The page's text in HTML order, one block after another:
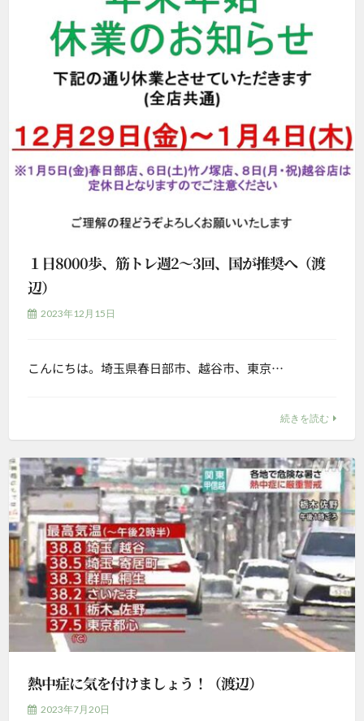
１日8000歩、筋トレ週2～3回、国が推奨へ（渡
辺）
2023年12月15日
こんにちは。埼玉県春日部市、越谷市、東京…
続きを読む
熱中症に気を付けましょう！（渡辺）
2023年7月20日